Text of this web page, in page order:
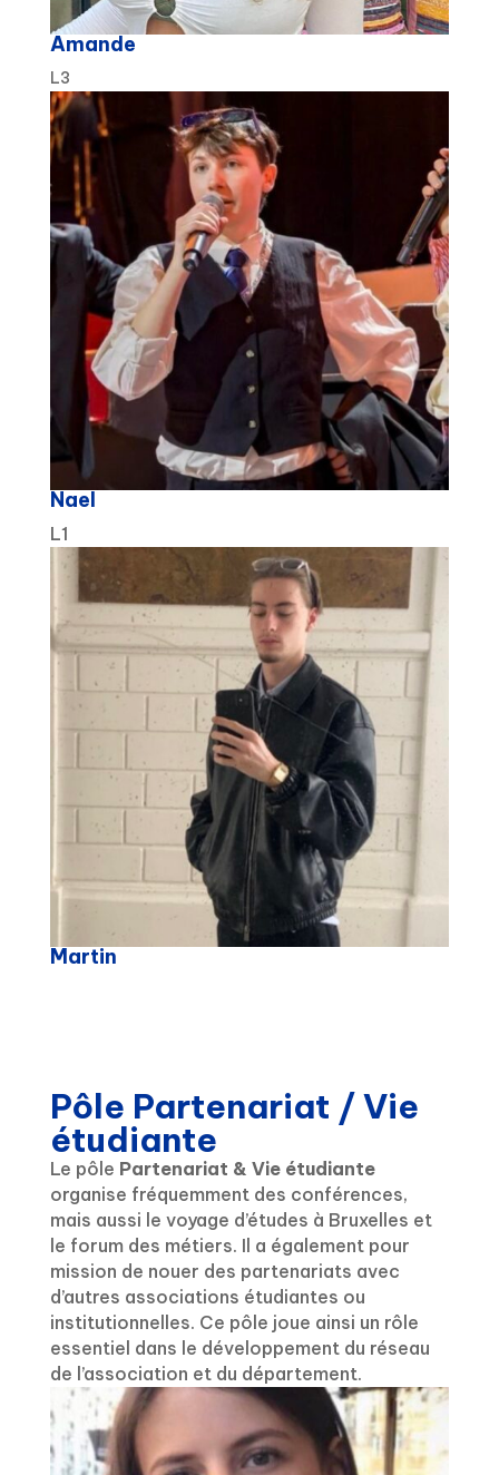
Amande
L3
Nael
L1
Martin
Pôle Partenariat / Vie
étudiante
Le pôle Partenariat & Vie étudiante
organise fréquemment des conférences,
mais aussi le voyage d’études à Bruxelles et
le forum des métiers. Il a également pour
mission de nouer des partenariats avec
d’autres associations étudiantes ou
institutionnelles. Ce pôle joue ainsi un rôle
essentiel dans le développement du réseau
de l’association et du département.